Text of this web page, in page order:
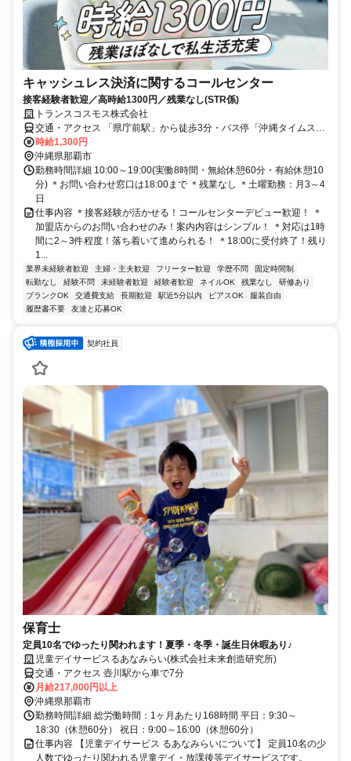
キャッシュレス決済に関するコールセンター
接客経験者歓迎／高時給1300円／残業なし(STR係)
トランスコスモス株式会社
交通・アクセス 「県庁前駅」から徒歩3分・バス停「沖縄タイムス
前」から徒歩2分・バス停「那覇バスターミナル」から徒歩5分
時給1,300円
沖縄県那覇市
勤務時間詳細 10:00～19:00(実働8時間・無給休憩60分・有給休憩10
分) ＊お問い合わせ窓口は18:00まで ＊残業なし ＊土曜勤務：月3～4
日
仕事内容 ＊接客経験が活かせる！コールセンターデビュー歓迎！ ＊
加盟店からのお問い合わせのみ！案内内容はシンプル！ ＊対応は1時
間に2～3件程度！落ち着いて進められる！ ＊18:00に受付終了！残り
1...
業界未経験者歓迎 主婦・主夫歓迎 フリーター歓迎 学歴不問
固定時間制
転勤なし
経験不問 未経験者歓迎 経験者歓迎 ネイルOK 残業なし
研修あり
ブランクOK
交通費支給 長期歓迎 駅近5分以内 ピアスOK
服装自由
履歴書不要
友達と応募OK
契約社員
保育士
定員10名でゆったり関われます！夏季・冬季・誕生日休暇あり♪
児童デイサービスるあなみらい(株式会社未来創造研究所)
交通・アクセス 壺川駅から車で7分
月給217,000円以上
沖縄県那覇市
勤務時間詳細 総労働時間：1ヶ月あたり168時間 平日：9:30～
18:30（休憩60分） 祝日：9:00～16:00（休憩60分）
仕事内容 【児童デイサービス るあなみらいについて】 定員10名の少
人数でゆったり関われる児童デイ・放課後等デイサービスです。